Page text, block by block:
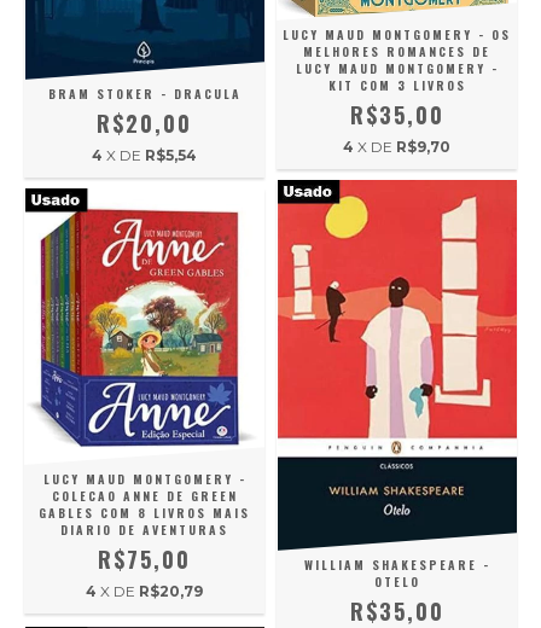
BRAM STOKER - DRACULA
R$20,00
4 X DE R$5,54
LUCY MAUD MONTGOMERY - OS
MELHORES ROMANCES DE
LUCY MAUD MONTGOMERY -
KIT COM 3 LIVROS
R$35,00
4 X DE R$9,70
LUCY MAUD MONTGOMERY -
COLECAO ANNE DE GREEN
GABLES COM 8 LIVROS MAIS
DIARIO DE AVENTURAS
R$75,00
4 X DE R$20,79
WILLIAM SHAKESPEARE -
OTELO
R$35,00